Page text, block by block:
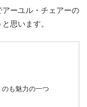
ーユル・チェアーの
思います。
も魅力の一つ